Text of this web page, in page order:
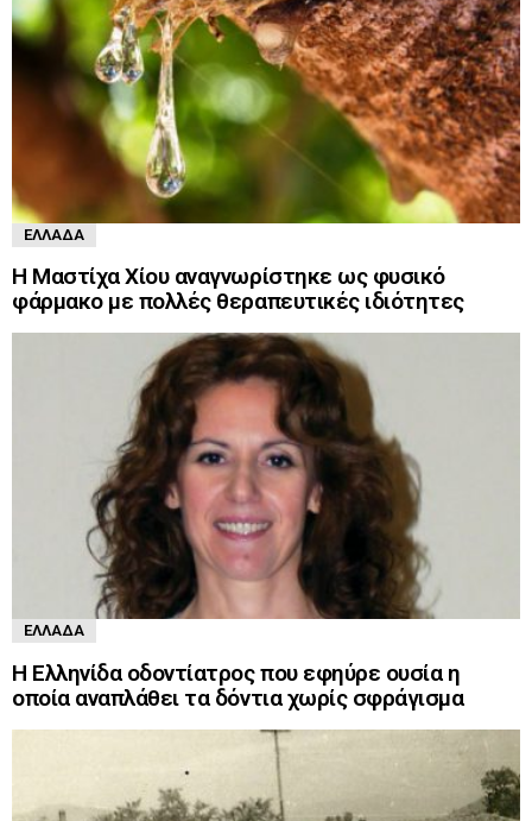
ΕΛΛΆΔΑ
Η Μαστίχα Χίου αναγνωρίστηκε ως φυσικό
φάρμακο με πολλές θεραπευτικές ιδιότητες
ΕΛΛΆΔΑ
Η Ελληνίδα οδοντίατρος που εφηύρε ουσία η
οποία αναπλάθει τα δόντια χωρίς σφράγισμα